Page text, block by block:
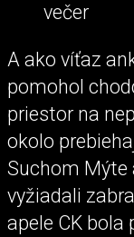
večer
A ako víťaz
pomohol
priestor na
okolo
Suchom Mýte
vyžiadali
apele CK bola